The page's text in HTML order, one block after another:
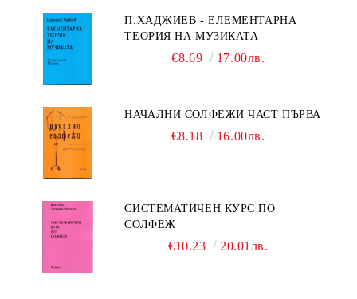
П.ХАДЖИЕВ - ЕЛЕМЕНТАРНА
ТЕОРИЯ НА МУЗИКАТА
€8.69 17.00лв.
НАЧАЛНИ СОЛФЕЖИ ЧАСТ ПЪРВА
€8.18 16.00лв.
СИСТЕМАТИЧЕН КУРС ПО
СОЛФЕЖ
€10.23 20.01лв.